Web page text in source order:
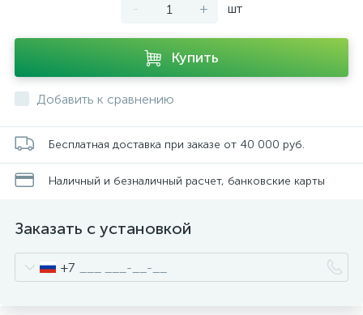
- + шт
Купить
Добавить к сравнению
Бесплатная доставка при заказе от 40 000 руб.
Наличный и безналичный расчет, банковские карты
Заказать с установкой
+7